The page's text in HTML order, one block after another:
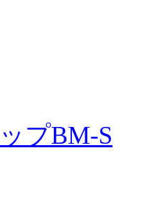
プBM-S